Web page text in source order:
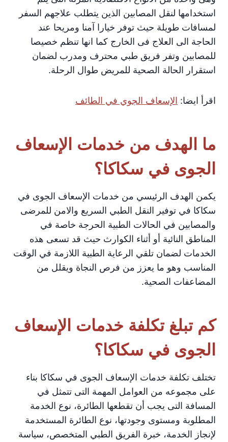
استخدامها لنقل المصابين الذين يتطلب علاجهم السفر
لمسافات طويلة حيث توفر خيارا آمنا ومريحا عند
الحاجة الى العلاج فى الخارج كما انها تنظم خصيصا
للمصابين وتفر فريق طبي محترف ومدرب لضمان
استقرار الحالة الصحية للمريض طوال الرحلة.
اقرأ ايضا: الإسعاف الجوي في الطائف
ما الهدف من خدمات الإسعاف
الجوى في سكاكا؟
يكمن الهدف الرئيسي من خدمات الإسعاف الجوى في
سكاكا في توفير النقل الطبي السريع والامن للمرضى
والمصابين في الحالات الطبية الحرجة خاصة في
المناطق النائية أو أثناء الكوارث حيث قد تسعى هذه
الخدمات لضمان تلقي الرعاية الطبية اللازمة في الوقت
المناسب وهو ما يعزز من فرص النجاة ويقلل من
المضاعفات الصحية.
كم تبلغ تكلفة خدمات الإسعاف
الجوى في سكاكا؟
تختلف تكلفة خدمات الإسعاف الجوى في سكاكا بناء
على مجموعه من العوامل المهمة التى تتمثل في
المسافة التى يجب أن تقطعها الطائرة، نوع الخدمة
المطلوبة ومستوى وجودتها، نوع الطائرة المستخدمة
لإنجاز الخدمة، خبرة الفريق الطبي المتخصص، سياسة